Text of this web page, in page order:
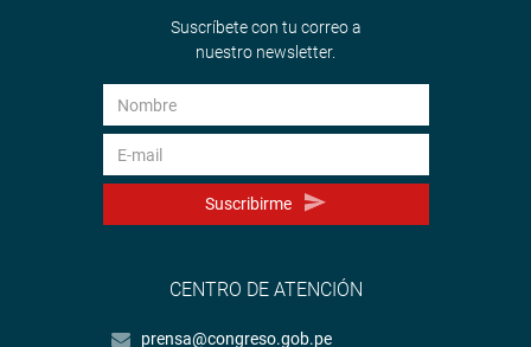
Suscríbete con tu correo a
nuestro newsletter.
Suscribirme
CENTRO DE ATENCIÓN
prensa@congreso.gob.pe